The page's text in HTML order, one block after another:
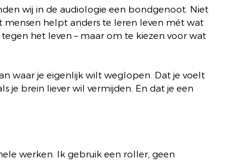
wij in de audiologie een bondgenoot. Niet
mensen helpt anders te leren leven mét wat
het leven – maar om te kiezen voor wat
waar je eigenlijk wilt weglopen. Dat je voelt
je brein liever wil vermijden. En dat je een
werken. Ik gebruik een roller, geen